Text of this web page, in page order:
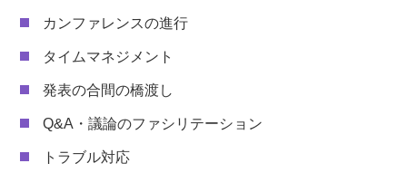
カンファレンスの司会者探しならボイスマート
経験豊富なフリー司会者が多数在籍している
検索機能が充実しておりイメージに沿った司会者を探
しやすい
料金体系が分かりやすい
カンファレンスの進行
タイムマネジメント
発表の合間の橋渡し
Q&A・議論のファシリテーション
トラブル対応